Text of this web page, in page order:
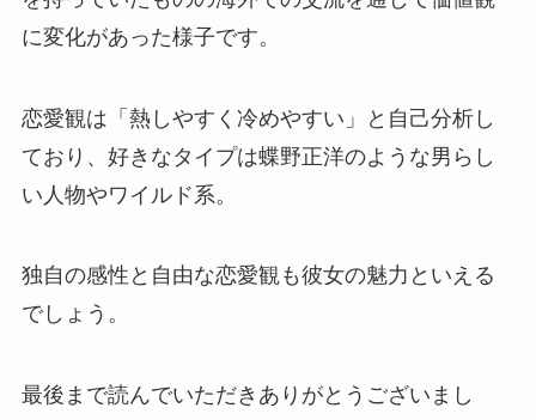
に変化があった様子です。
恋愛観は「熱しやすく冷めやすい」と自己分析し
ており、好きなタイプは蝶野正洋のような男らし
い人物やワイルド系。
独自の感性と自由な恋愛観も彼女の魅力といえる
でしょう。
最後まで読んでいただきありがとうございまし